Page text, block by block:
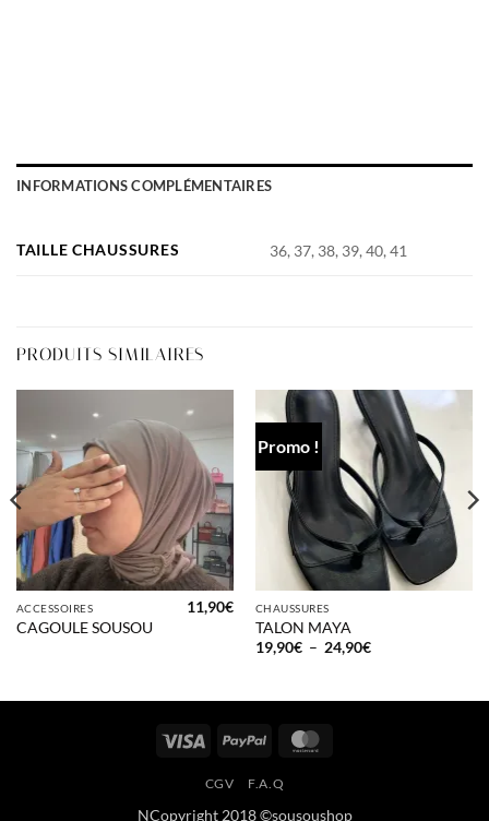
INFORMATIONS COMPLÉMENTAIRES
TAILLE CHAUSSURES 36, 37, 38, 39, 40, 41
PRODUITS SIMILAIRES
ACCESSOIRES
CAGOULE SOUSOU
11,90€
Promo !
CHAUSSURES
TALON MAYA
19,90€ – 24,90€Plage
à
Visa PayPal
CGV F.A.Q
NCopyright 2018 ©sousoushop